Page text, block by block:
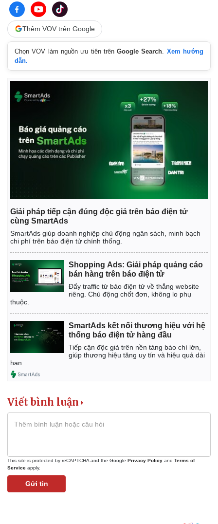
Bất động sản
Khởi nghiệp
Giá vàng
Tiêu dùng
Tỷ giá
Chứng khoán
Thêm VOV trên Google
Chọn VOV làm nguồn ưu tiên trênGoogle Search
Xem hướng
dẫn.
Giải pháp tiếp cận đúng độc giả trên báo điện tử
cùng SmartAds
SmartAds giúp doanh nghiệp chủ động ngân sách, minh bạch
chi phí trên báo điện tử chính thống.
Shopping Ads: Giải pháp quảng cáo
bán hàng trên báo điện tử
Đẩy traffic từ báo điện tử về thẳng website
riêng. Chủ động chốt đơn, không lo phụ
thuộc.
SmartAds kết nối thương hiệu với hệ
thống báo điện tử hàng đầu
Tiếp cận độc giả trên nền tảng báo chí lớn,
giúp thương hiệu tăng uy tín và hiệu quả dài
hạn.
Viết bình luận
This site is protected by reCAPTCHA and the Google Privacy Policy and Terms of
Service apply.
Gửi tin